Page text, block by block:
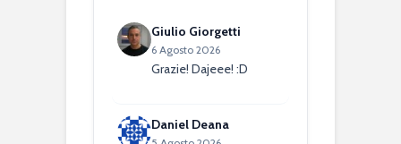
Giulio Giorgetti
6 Agosto 2026
Grazie! Dajeee! :D
Daniel Deana